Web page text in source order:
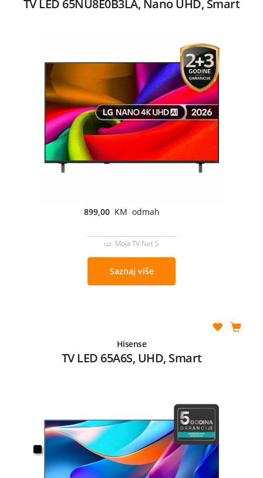
TV LED 65NU8E0B3LA, Nano UHD, Smart
899,00 KM odmah
uz Moja TV Net S
Saznaj više
Hisense
TV LED 65A6S, UHD, Smart